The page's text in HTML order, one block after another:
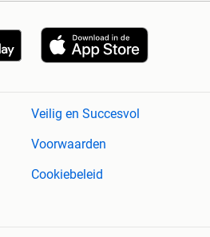
Veilig en Succesvol
Voorwaarden
Cookiebeleid